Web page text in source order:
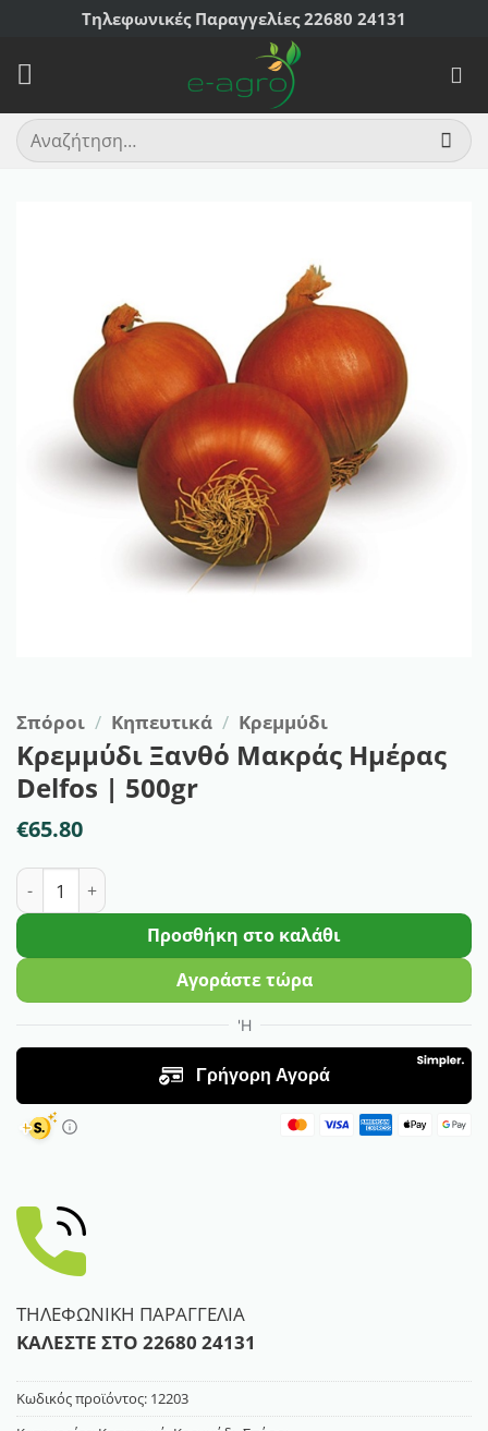
Μετάβαση
περιεχόμενο
Τηλεφωνικές Παραγγελίες 22680 24131
Αναζήτηση
για:
Σπόροι / Κηπευτικά / Κρεμμύδι
Κρεμμύδι Ξανθό Μακράς Ημέρας
Delfos | 500gr
€65.80
Κρεμμύδι Ξανθό Μακράς Ημέρας Delfos | 500gr ποσότητα
Προσθήκη στο καλάθι
Αγοράστε τώρα
ΤΗΛΕΦΩΝΙΚΗ ΠΑΡΑΓΓΕΛΙΑ
ΚΑΛΕΣΤΕ ΣΤΟ 22680 24131
Κωδικός προϊόντος: 12203